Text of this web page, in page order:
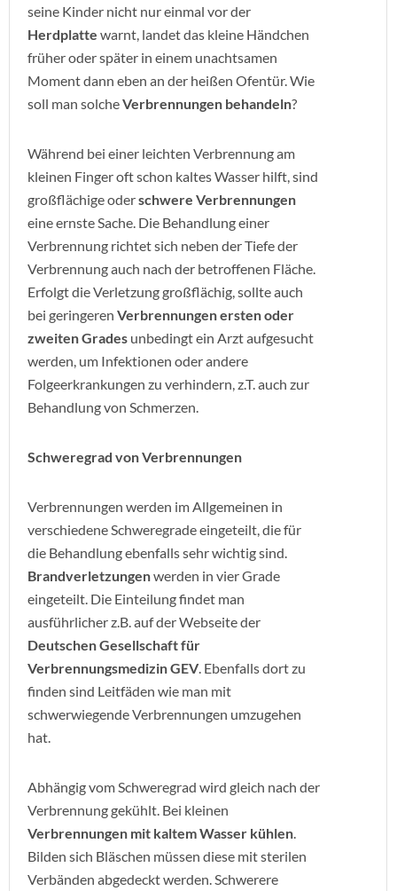
seine Kinder nicht nur einmal vor der
Herdplatte warnt, landet das kleine Händchen
früher oder später in einem unachtsamen
Moment dann eben an der heißen Ofentür. Wie
soll man solcheVerbrennungen behandeln?
Während bei einer leichten Verbrennung am
kleinen Finger oft schon kaltes Wasser hilft, sind
großflächige oderschwere Verbrennungen
eine ernste Sache. Die Behandlung einer
Verbrennung richtet sich neben der Tiefe der
Verbrennung auch nach der betroffenen Fläche.
Erfolgt die Verletzung großflächig, sollte auch
bei geringeren Verbrennungen ersten oder
zweiten Grades unbedingt ein Arzt aufgesucht
werden, um Infektionen oder andere
Folgeerkrankungen zu verhindern, z.T. auch zur
Behandlung von Schmerzen.
Schweregrad von Verbrennungen
Verbrennungen werden im Allgemeinen in
verschiedene Schweregrade eingeteilt, die für
die Behandlung ebenfalls sehr wichtig sind.
Brandverletzungenwerden in vier Grade
eingeteilt. Die Einteilung findet man
ausführlicher z.B. auf der Webseite der
Deutschen Gesellschaft für
Verbrennungsmedizin GEV. Ebenfalls dort zu
finden sind Leitfäden wie man mit
schwerwiegende Verbrennungen umzugehen
hat.
Abhängig vom Schweregrad wird gleich nach der
Verbrennung gekühlt. Bei kleinen
Verbrennungen mit kaltem Wasser kühlen.
Bilden sich Bläschen müssen diese mit sterilen
Verbänden abgedeckt werden. Schwerere